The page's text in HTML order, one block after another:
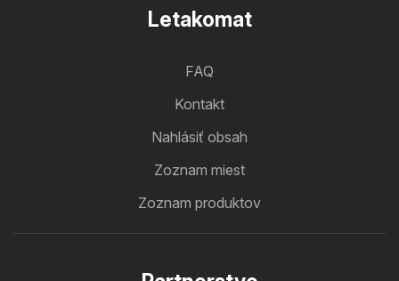
Letakomat
FAQ
Kontakt
Nahlásiť obsah
Zoznam miest
Zoznam produktov